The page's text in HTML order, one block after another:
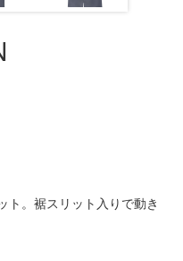
ト。裾スリット入りで動き